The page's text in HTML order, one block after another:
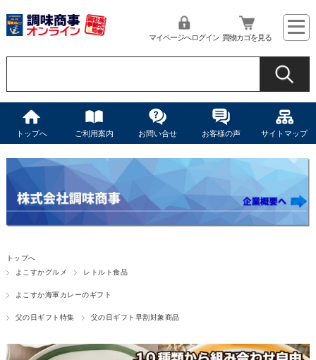
マイページへログイン 買物カゴを見る
トップへ ご利用案内 お問い合せ お客様の声 サイトマップ
トップへ
よこすかグルメ
レトルト食品
よこすか海軍カレーのギフト
父の日ギフト特集 父の日ギフト早割対象商品